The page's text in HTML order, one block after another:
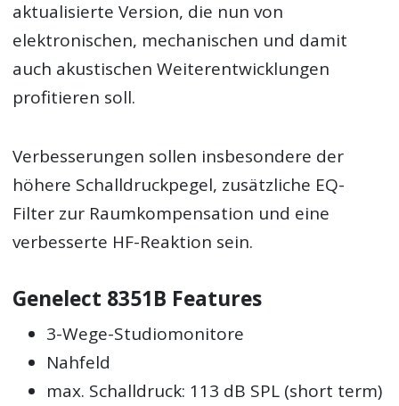
aktualisierte Version, die nun von
elektronischen, mechanischen und damit
auch akustischen Weiterentwicklungen
profitieren soll.
Verbesserungen sollen insbesondere der
höhere Schalldruckpegel, zusätzliche EQ-
Filter zur Raumkompensation und eine
verbesserte HF-Reaktion sein.
Genelect 8351B Features
3-Wege-Studiomonitore
Nahfeld
max. Schalldruck: 113 dB SPL (short term)